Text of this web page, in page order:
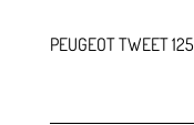
PEUGEOT TWEET 125